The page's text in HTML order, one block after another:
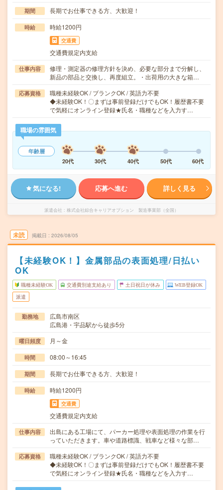
期間 長期でお仕事できる方、大歓迎！
時給 時給1200円
交通費
交通費規定内支給
仕事内容
修理・測定器の修理方針を決め、必要な部分まで分解し、
新品の部品と交換し、再度組立。・出荷用の大きな箱…
応募資格
職種未経験OK / ブランクOK / 英語力不要
◆未経験OK！〇まずは事前登録だけでもOK！履歴書不要
で気軽にオンライン登録★氏名・職種などを入力す…
職場の雰囲気
年齢層
20代
30代 40代 50代 60代
気になる! 応募へ進む 詳しく見る
派遣会社 株式会社綜合キャリアオプション 製造事業部（全国）
未読 掲載日 2026/08/05
【未経験OK！】金属部品の表面処理/日払い
OK
職種未経験OK 交通費別途支給あり 土日祝日が休み WEB登録OK
派遣
勤務地
広島市南区
広島港・宇品駅から徒歩5分
曜日頻度 月～金
時間 08:00～16:45
期間 長期でお仕事できる方、大歓迎！
時給 時給1200円
交通費
交通費規定内支給
仕事内容
出島にある工場にて、パーカー処理や表面処理の作業を行
っていただきます。車や道路標識、戦車など様々な部…
応募資格
職種未経験OK / ブランクOK / 英語力不要
◆未経験OK！〇まずは事前登録だけでもOK！履歴書不要
で気軽にオンライン登録★氏名・職種などを入力す…